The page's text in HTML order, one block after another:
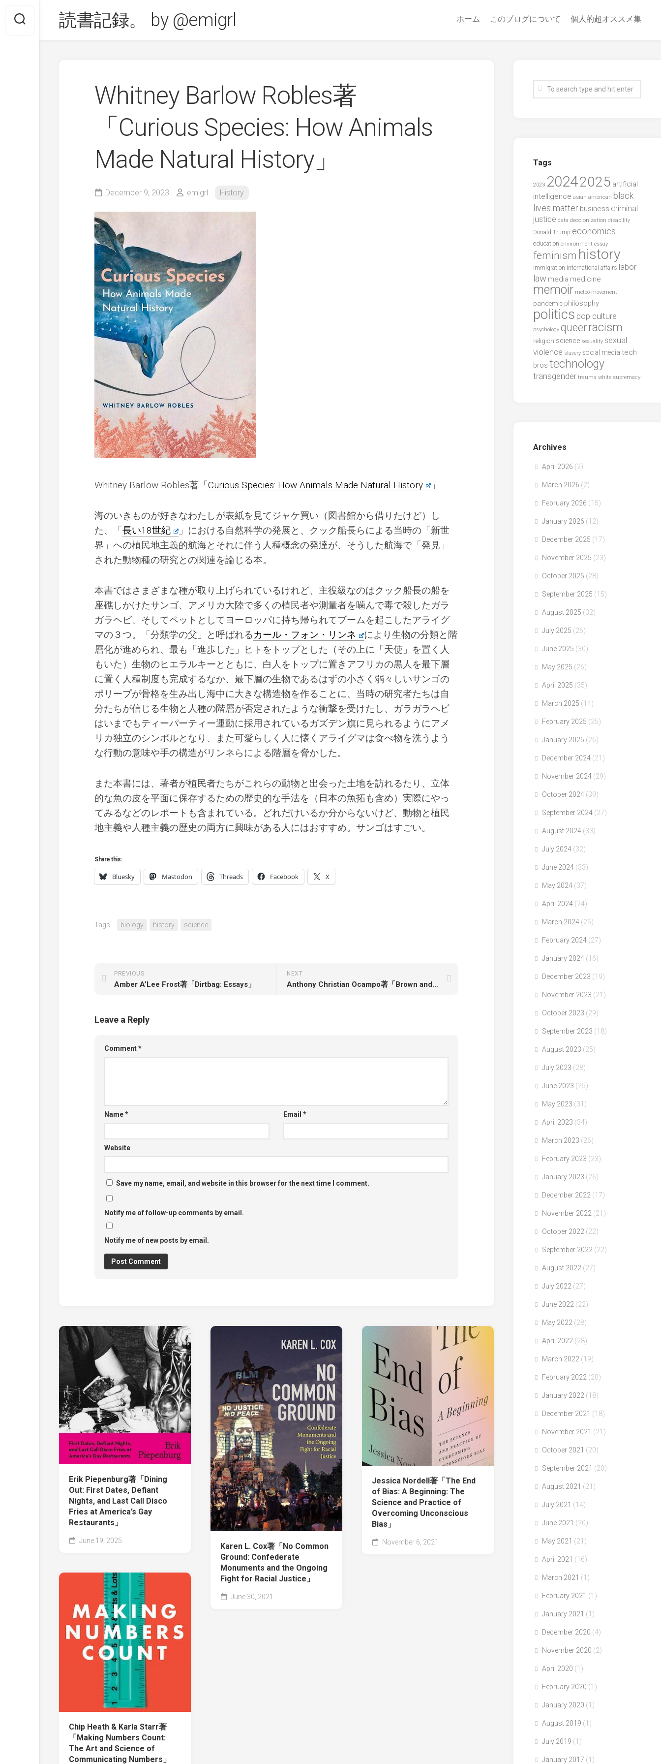
content
読書記録。 by @emigrl ホーム このブログについて 個人的超オススメ集
Whitney Barlow Robles著
「Curious Species: How Animals
Made Natural History」
December 9, 2023 emigrl History
Whitney Barlow Robles著「Curious Species: How Animals Made Natural History 」
海のいきものが好きなわたしが表紙を見てジャケ買い（図書館から借りたけど）し
た、「長い18世紀
」における自然科学の発展と、クック船長らによる当時の「新世
界」への植民地主義的航海とそれに伴う人種概念の発達が、そうした航海で「発見」
された動物種の研究との関連を論じる本。
本書ではさまざまな種が取り上げられているけれど、主役級なのはクック船長の船を
座礁しかけたサンゴ、アメリカ大陸で多くの植民者や測量者を噛んで毒で殺したガラ
ガラヘビ、そしてペットとしてヨーロッパに持ち帰られてブームを起こしたアライグ
マの３つ。「分類学の父」と呼ばれるカール・フォン・リンネ
により生物の分類と階
層化が進められ、最も「進歩した」ヒトをトップとした（その上に「天使」を置く人
もいた）生物のヒエラルキーとともに、白人をトップに置きアフリカの黒人を最下層
に置く人種制度も完成するなか、最下層の生物であるはずの小さく弱々しいサンゴの
ポリープが骨格を生み出し海中に大きな構造物を作ることに、当時の研究者たちは自
分たちが信じる生物と人種の階層が否定されたような衝撃を受けたし、ガラガラヘビ
はいまでもティーパーティー運動に採用されているガズデン旗に見られるようにアメ
リカ独立のシンボルとなり、また可愛らしく人に懐くアライグマは食べ物を洗うよう
な行動の意味や手の構造がリンネらによる階層を脅かした。
また本書には、著者が植民者たちがこれらの動物と出会った土地を訪れるたり、立体
的な魚の皮を平面に保存するための歴史的な手法を（日本の魚拓も含め）実際にやっ
てみるなどのレポートも含まれている。どれだけいるか分からないけど、動物と植民
地主義や人種主義の歴史の両方に興味がある人にはおすすめ。サンゴはすごい。
Share this:
Bluesky Mastodon Threads Facebook X
Tags: biology history science
NEXT
Anthony Christian Ocampo著「Brown and Gay in LA: The Lives of Immigrant Sons」
PREVIOUS
Amber A’Lee Frost著「Dirtbag: Essays」
Leave a Reply
Comment*
Name* Email *
Website
Save my name, email, and website in this browser for the next time I comment.
Notify me of follow-up comments by email.
Notify me of new posts by email.
Erik Piepenburg著「Dining
Out: First Dates, Defiant
Nights, and Last Call Disco
Fries at America’s Gay
Restaurants」
June 19, 2025
Karen L. Cox著「No Common
Ground: Confederate
Monuments and the Ongoing
Fight for Racial Justice」
June 30, 2021
Jessica Nordell著「The End
of Bias: A Beginning: The
Science and Practice of
Overcoming Unconscious
Bias」
November 6, 2021
Chip Heath & Karla Starr著
「Making Numbers Count:
The Art and Science of
Communicating Numbers」
Tags
2023 20242025 artificial
intelligence asian american black
lives matter business criminal
justice data decolonization disability
Donald Trump economics
education environment essay
feminism history
immigration international affairs labor
law media medicine
memoir metoo movement
pandemic philosophy
politics pop culture
psychology queerracism
religion science sexuality sexual
violence slavery social media tech
bros technology
transgender trauma white supremacy
Archives
April 2026 (2)
March 2026 (2)
February 2026 (15)
January 2026 (12)
December 2025 (17)
November 2025 (23)
October 2025 (28)
September 2025 (15)
August 2025 (32)
July 2025 (26)
June 2025 (30)
May 2025 (26)
April 2025 (35)
March 2025 (14)
February 2025 (25)
January 2025 (26)
December 2024 (21)
November 2024 (29)
October 2024 (39)
September 2024 (27)
August 2024 (33)
July 2024 (32)
June 2024 (33)
May 2024 (37)
April 2024 (24)
March 2024 (25)
February 2024 (27)
January 2024 (16)
December 2023 (19)
November 2023 (21)
October 2023 (29)
September 2023 (18)
August 2023 (25)
July 2023 (28)
June 2023 (25)
May 2023 (31)
April 2023 (34)
March 2023 (26)
February 2023 (23)
January 2023 (26)
December 2022 (17)
November 2022 (21)
October 2022 (22)
September 2022 (22)
August 2022 (27)
July 2022 (27)
June 2022 (22)
May 2022 (28)
April 2022 (28)
March 2022 (19)
February 2022 (20)
January 2022 (18)
December 2021 (18)
November 2021 (21)
October 2021 (20)
September 2021 (20)
August 2021 (21)
July 2021 (14)
June 2021 (20)
May 2021 (21)
April 2021 (16)
March 2021 (1)
February 2021 (1)
January 2021 (1)
December 2020 (4)
November 2020 (2)
April 2020 (1)
February 2020 (1)
January 2020 (1)
August 2019 (1)
July 2019 (1)
January 2017 (1)